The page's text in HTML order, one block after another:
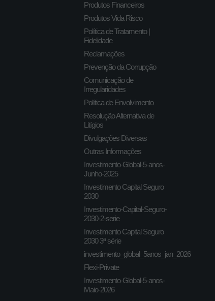
Produtos Financeiros
Produtos Vida Risco
Política de Tratamento |
Fidelidade
Reclamações
Prevenção da Corrupção
Comunicação de
Irregularidades
Política de Envolvimento
Resolução Alternativa de
Litígios
Divulgações Diversas
Outras Informações
Investimento-Global-5-anos-
Junho-2025
Investimento Capital Seguro
2030
Investimento-Capital-Seguro-
2030-2-serie
Investimento Capital Seguro
2030 3ª série
investimento_global_5anos_jan_2026
Flexi-Private
Investimento-Global-5-anos-
Maio-2026